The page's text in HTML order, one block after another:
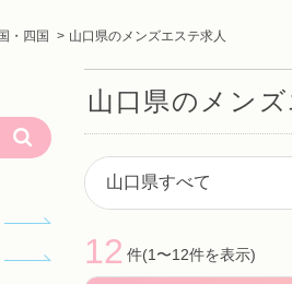
・四国 山口県のメンズエステ求人
山口県のメン
12 件(1〜12件を表示)